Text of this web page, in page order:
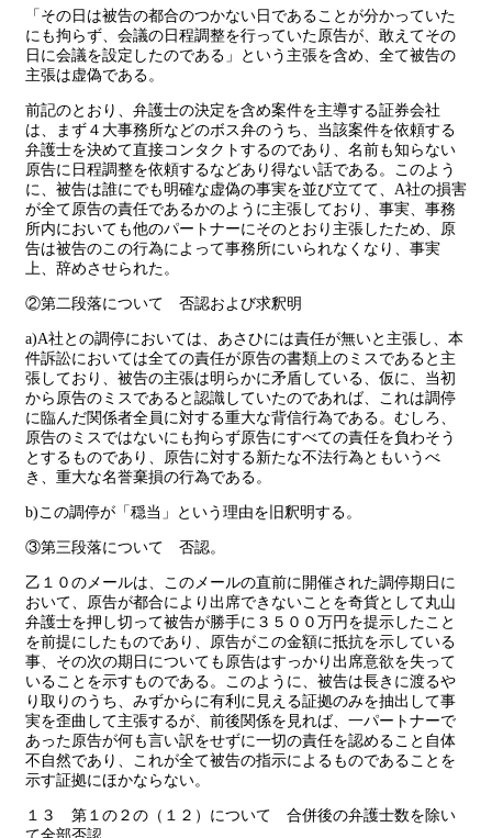
「その日は被告の都合のつかない日であることが分かっていた
にも拘らず、会議の日程調整を行っていた原告が、敢えてその
日に会議を設定したのである」という主張を含め、全て被告の
主張は虚偽である。
前記のとおり、弁護士の決定を含め案件を主導する証券会社
は、まず４大事務所などのボス弁のうち、当該案件を依頼する
弁護士を決めて直接コンタクトするのであり、名前も知らない
原告に日程調整を依頼するなどあり得ない話である。このよう
に、被告は誰にでも明確な虚偽の事実を並び立てて、A社の損害
が全て原告の責任であるかのように主張しており、事実、事務
所内においても他のパートナーにそのとおり主張したため、原
告は被告のこの行為によって事務所にいられなくなり、事実
上、辞めさせられた。
②第二段落について 否認および求釈明
a)A社との調停においては、あさひには責任が無いと主張し、本
件訴訟においては全ての責任が原告の書類上のミスであると主
張しており、被告の主張は明らかに矛盾している、仮に、当初
から原告のミスであると認識していたのであれば、これは調停
に臨んだ関係者全員に対する重大な背信行為である。むしろ、
原告のミスではないにも拘らず原告にすべての責任を負わそう
とするものであり、原告に対する新たな不法行為ともいうべ
き、重大な名誉棄損の行為である。
b)この調停が「穏当」という理由を旧釈明する。
③第三段落について 否認。
乙１０のメールは、このメールの直前に開催された調停期日に
おいて、原告が都合により出席できないことを奇貨として丸山
弁護士を押し切って被告が勝手に３５００万円を提示したこと
を前提にしたものであり、原告がこの金額に抵抗を示している
事、その次の期日についても原告はすっかり出席意欲を失って
いることを示すものである。このように、被告は長きに渡るや
り取りのうち、みずからに有利に見える証拠のみを抽出して事
実を歪曲して主張するが、前後関係を見れば、一パートナーで
あった原告が何も言い訳をせずに一切の責任を認めること自体
不自然であり、これが全て被告の指示によるものであることを
示す証拠にほかならない。
１３ 第１の２の（１２）について 合併後の弁護士数を除い